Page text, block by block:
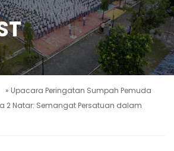
» Upacara Peringatan Sumpah Pemuda
2 Natar: Semangat Persatuan dalam